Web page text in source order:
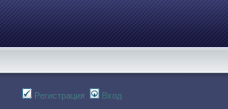
Регистрация Вход